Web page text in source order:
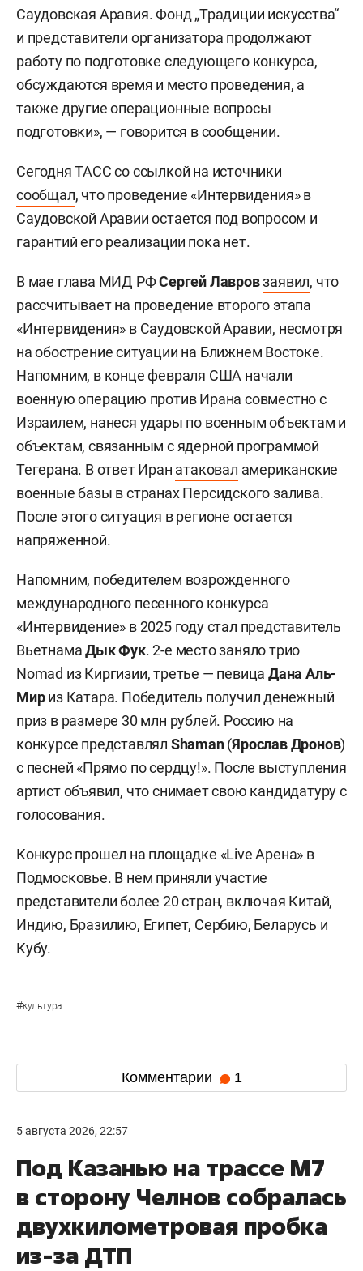
Саудовская Аравия. Фонд „Традиции искусства“
и представители организатора продолжают
работу по подготовке следующего конкурса,
обсуждаются время и место проведения, а
также другие операционные вопросы
подготовки», — говорится в сообщении.
Сегодня ТАСС со ссылкой на источники
сообщал, что проведение «Интервидения» в
Саудовской Аравии остается под вопросом и
гарантий его реализации пока нет.
В мае глава МИД РФСергей Лавровзаявил, что
рассчитывает на проведение второго этапа
«Интервидения» в Саудовской Аравии, несмотря
на обострение ситуации на Ближнем Востоке.
Напомним, в конце февраля США начали
военную операцию против Ирана совместно с
Израилем, нанеся удары по военным объектам и
объектам, связанным с ядерной программой
Тегерана. В ответ Иран атаковал американские
военные базы в странах Персидского залива.
После этого ситуация в регионе остается
напряженной.
Напомним, победителем возрожденного
международного песенного конкурса
«Интервидение» в 2025 годустал представитель
ВьетнамаДык Фук. 2-е место заняло трио
Nomad из Киргизии, третье — певица Дана Аль-
Мириз Катара. Победитель получил денежный
приз в размере 30 млн рублей. Россию на
конкурсе представлял Shaman(Ярослав Дронов)
с песней «Прямо по сердцу!». После выступления
артист объявил, что снимает свою кандидатуру с
голосования.
Конкурс прошел на площадке «Live Арена» в
Подмосковье. В нем приняли участие
представители более 20 стран, включая Китай,
Индию, Бразилию, Египет, Сербию, Беларусь и
Кубу.
#культура
Комментарии 1
5 августа 2026, 22:57
Под Казанью на трассе М7
в сторону Челнов собралась
двухкилометровая пробка
из-за ДТП